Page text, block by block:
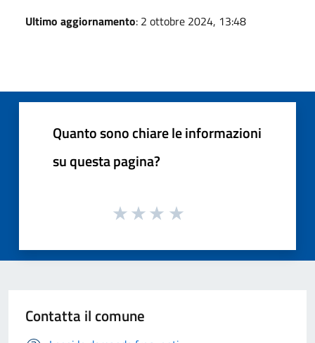
Ultimo aggiornamento: 2 ottobre 2024, 13:48
Quanto sono chiare le informazioni
su questa pagina?
Contatta il comune